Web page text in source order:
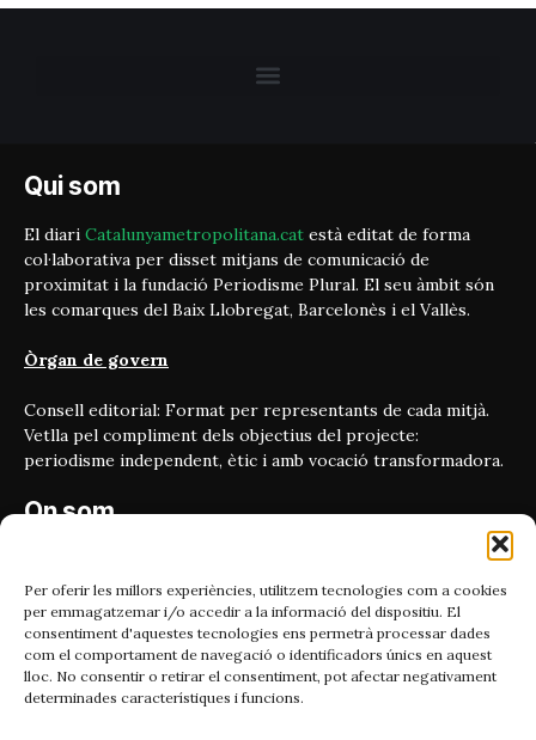
Per oferir les millors experiències, utilitzem tecnologies com a cookies
per emmagatzemar i/o accedir a la informació del dispositiu. El
consentiment d'aquestes tecnologies ens permetrà processar dades
com el comportament de navegació o identificadors únics en aquest
lloc. No consentir o retirar el consentiment, pot afectar negativament
determinades característiques i funcions.
Qui som
El diari Catalunyametropolitana.cat està editat de forma
col·laborativa per disset mitjans de comunicació de
proximitat i la fundació Periodisme Plural. El seu àmbit són
les comarques del Baix Llobregat, Barcelonès i el Vallès.
Òrgan de govern
Consell editorial: Format per representants de cada mitjà.
Vetlla pel compliment dels objectius del projecte:
periodisme independent, ètic i amb vocació transformadora.
On som
08010, Barcelona
Contacta'ns
Email:
catmet@periodismeplural.cat